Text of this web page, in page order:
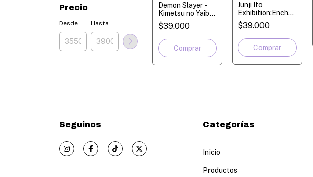
Precio
Desde Hasta
Demon Slayer -
Kimetsu no Yaiba
- A través del
tiempo - Artbook
$39.000
Junji Ito
Exhibition:Enchantment
Illustration -
Artbook
$39.000
Seguinos Categorías
Inicio
Productos